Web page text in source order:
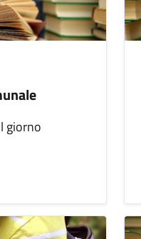
giorno